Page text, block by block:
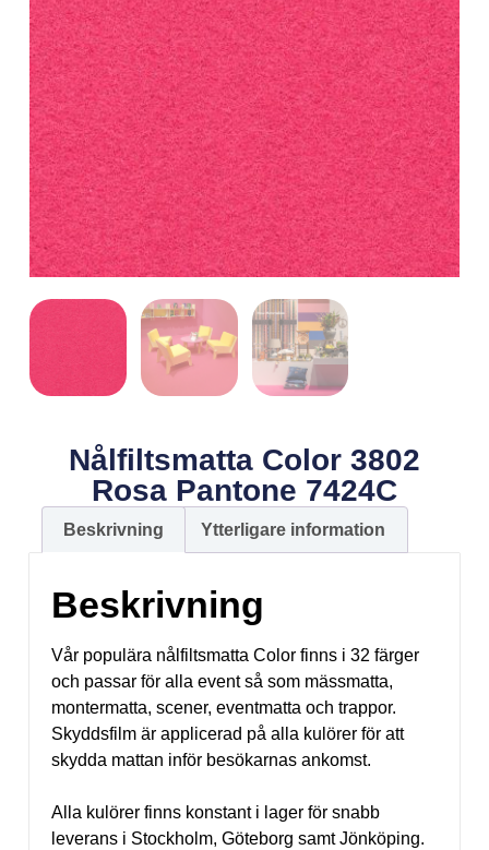
Nålfiltsmatta Color 3802
Rosa Pantone 7424C
Beskrivning Ytterligare information
Beskrivning
Vår populära nålfiltsmatta Color finns i 32 färger
och passar för alla event så som mässmatta,
montermatta, scener, eventmatta och trappor.
Skyddsfilm är applicerad på alla kulörer för att
skydda mattan inför besökarnas ankomst.
Alla kulörer finns konstant i lager för snabb
leverans i Stockholm, Göteborg samt Jönköping.